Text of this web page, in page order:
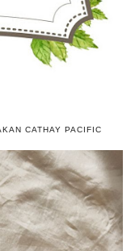
CATHAY PACIFIC